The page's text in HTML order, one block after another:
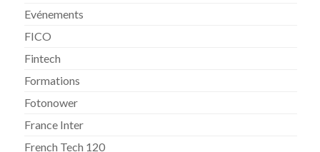
Evénements
FICO
Fintech
Formations
Fotonower
France Inter
French Tech 120